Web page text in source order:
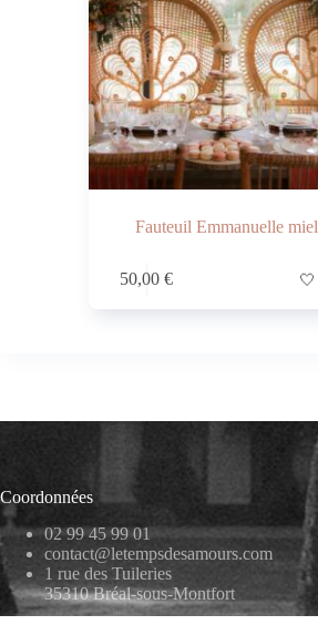
Fauteuil Emmanuelle miel
50,00€ 🤍
Coordonnées
02 99 45 99 01
contact@letempsdesamours.com
1 rue des Tuileries
35310 Bréal-sous-Montfort